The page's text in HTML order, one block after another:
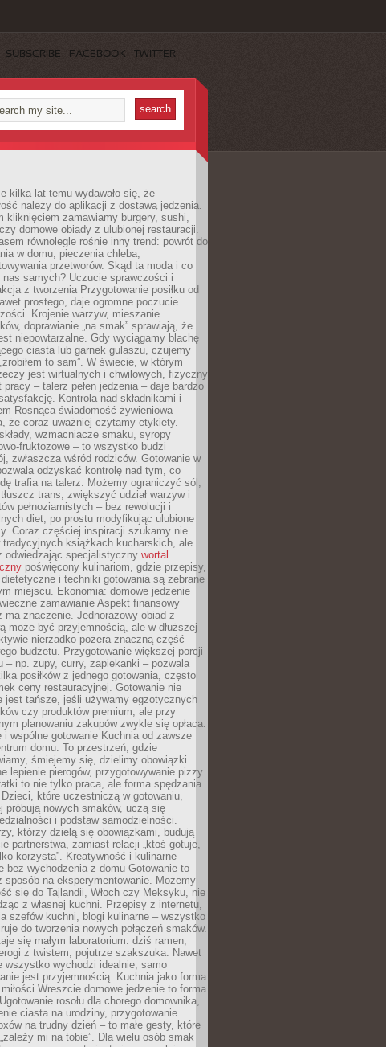
SUBSCRIBE FACEBOOK TWITTER
kilka lat temu wydawało się, że
należy do aplikacji z dostawą jedzenia.
kliknięciem zamawiamy burgery, sushi,
domowe obiady z ulubionej restauracji.
równolegle rośnie inny trend: powrót do
w domu, pieczenia chleba,
przetworów. Skąd ta moda i co
nas samych? Uczucie sprawczości i
z tworzenia Przygotowanie posiłku od
prostego, daje ogromne poczucie
Krojenie warzyw, mieszanie
doprawianie „na smak” sprawiają, że
niepowtarzalne. Gdy wyciągamy blachę
ciasta lub garnek gulaszu, czujemy
to sam”. W świecie, w którym
jest wirtualnych i chwilowych, fizyczny
pracy – talerz pełen jedzenia – daje bardzo
Kontrola nad składnikami i
Rosnąca świadomość żywieniowa
że coraz uważniej czytamy etykiety.
składy, wzmacniacze smaku, syropy
fruktozowe – to wszystko budzi
zwłaszcza wśród rodziców. Gotowanie w
odzyskać kontrolę nad tym, co
trafia na talerz. Możemy ograniczyć sól,
trans, zwiększyć udział warzyw i
pełnoziarnistych – bez rewolucji i
diet, po prostu modyfikując ulubione
Coraz częściej inspiracji szukamy nie
tradycyjnych książkach kucharskich, ale
odwiedzając specjalistyczny wortal
poświęcony kulinariom, gdzie przepisy,
dietetyczne i techniki gotowania są zebrane
miejscu. Ekonomia: domowe jedzenie
zamawianie Aspekt finansowy
ma znaczenie. Jednorazowy obiad z
może być przyjemnością, ale w dłuższej
nierzadko pożera znaczną część
budżetu. Przygotowanie większej porcji
– np. zupy, curry, zapiekanki – pozwala
posiłków z jednego gotowania, często
ceny restauracyjnej. Gotowanie nie
jest tańsze, jeśli używamy egzotycznych
czy produktów premium, ale przy
planowaniu zakupów zwykle się opłaca.
i wspólne gotowanie Kuchnia od zawsze
domu. To przestrzeń, gdzie
śmiejemy się, dzielimy obowiązki.
lepienie pierogów, przygotowywanie pizzy
to nie tylko praca, ale forma spędzania
które uczestniczą w gotowaniu,
próbują nowych smaków, uczą się
i podstaw samodzielności.
którzy dzielą się obowiązkami, budują
partnerstwa, zamiast relacji „ktoś gotuje,
korzysta”. Kreatywność i kulinarne
bez wychodzenia z domu Gotowanie to
sposób na eksperymentowanie. Możemy
się do Tajlandii, Włoch czy Meksyku, nie
z własnej kuchni. Przepisy z internetu,
szefów kuchni, blogi kulinarne – wszystko
do tworzenia nowych połączeń smaków.
się małym laboratorium: dziś ramen,
z twistem, pojutrze szakszuka. Nawet
wszystko wychodzi idealnie, samo
jest przyjemnością. Kuchnia jako forma
Wreszcie domowe jedzenie to forma
rosołu dla chorego domownika,
ciasta na urodziny, przygotowanie
na trudny dzień – to małe gesty, które
mi na tobie”. Dla wielu osób smak